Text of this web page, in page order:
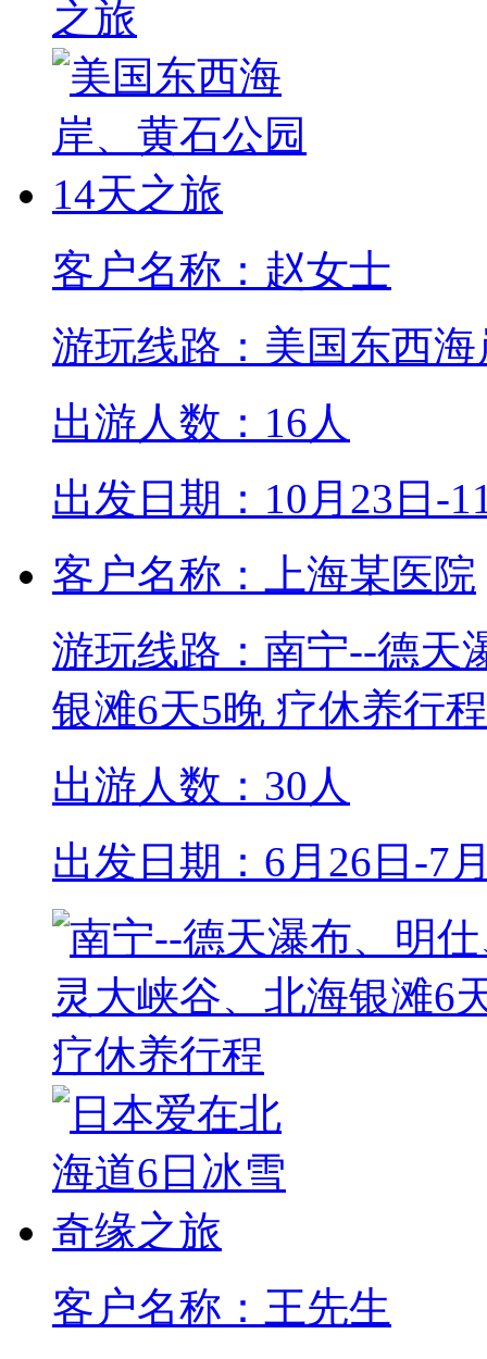
客户名称：赵女士
游玩线路：美国东西
出游人数：16人
出发日期：10月23日-
客户名称：上海某医院
游玩线路：南宁--德天
银滩6天5晚 疗休养行程
出游人数：30人
出发日期：6月26日-7
客户名称：王先生